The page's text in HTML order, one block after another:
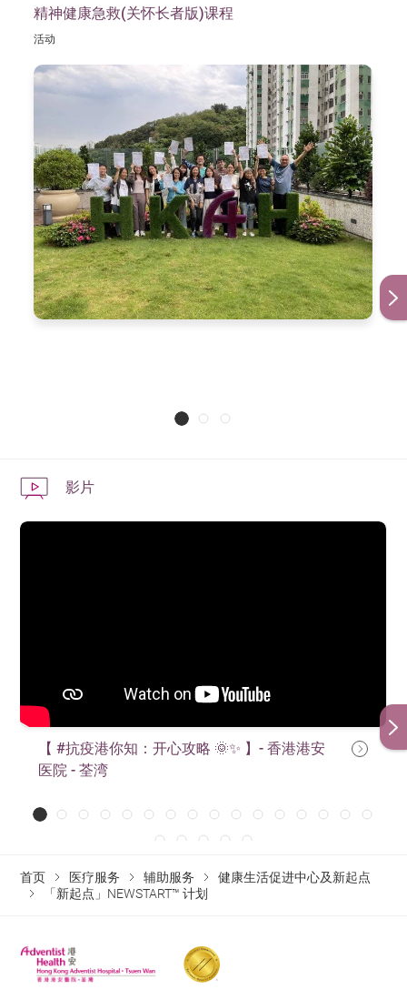
健康专题讨论 善生活模式，预防疾病，并剖析两者
「新起点
NEWSTART™」
由资深大厨教导带出食物天然味道的
烹调技巧，帮助学员培养良好饮食习
惯。
自然疗法
专业人员会首先通过会面了解你的个
人需要，然后，提供针对性的个人疗
程，
包括：水疗、按摩、蔬果汁断食体验
等 。
运动计划
讲解并指导各种针对性的项目训练，
体验运动的乐趣，好养成定期运动的
习惯。
释放压力，
「虽然自己食素已有八年时间，但仍对素食存有迷思。
我很高兴能够透过这个计划解答心中迷思。住宿环境舒
（2019年7月份参加者吴小姐）
「每天用NEWSTART®生活模式来控制血糖，感觉肠胃
也清了，体重还轻了五磅⋯我还结识了良友，互相提
点、鼓励，让身、心、灵得到休息及更新！」（2019年7
月份参加者严先生）
「糖尿控制一向欠佳，已经不敢吃水果，血糖亦超标。
中心为我度身订造了一份均衡的套餐，既有美味的水
精神健康急救(关怀长者版)课程
活动
影片
【 #抗疫港你知：开心攻略 🌞✨ 】- 香港港安
医院 - 荃湾
首页 医疗服务 辅助服务
健康生活促进中心及新起点
「新起点」NEWSTART™ 计划